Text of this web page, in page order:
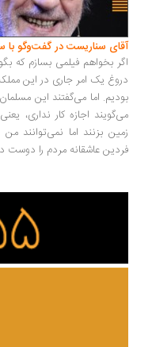
سناریست در گفت‌وگو با سعید
بخواهم فیلمی بسازم که بگویم
یک امر جاری در این مملکت
اما می‌گفتند این مسلمان
اجازه کار نداری، یعنی با
بزنند اما نمی‌توانند من را
عاشقانه مردم را دوست داشت ...